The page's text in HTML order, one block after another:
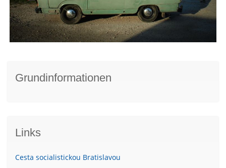
Grundinformationen
Links
Cesta socialistickou Bratislavou